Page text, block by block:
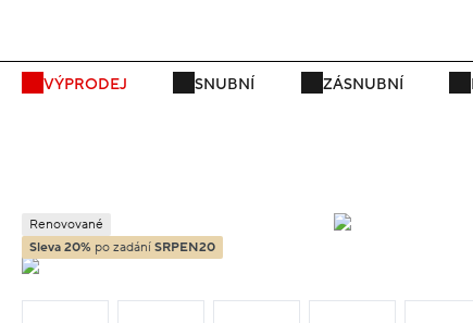
VÝPRODEJ SNUBNÍ ZÁSNUBNÍ
Renovované
Sleva 20% po zadání SRPEN20